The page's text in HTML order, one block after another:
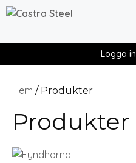
Logga
Hem / Produkter
Produkter